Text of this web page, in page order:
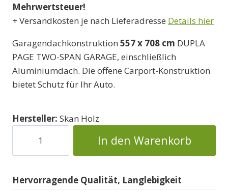
Mehrwertsteuer!
+ Versandkosten je nach Lieferadresse Details hier
Garagendachkonstruktion 557 x 708 cm DUPLA
PAGE TWO-SPAN GARAGE, einschließlich
Aluminiumdach. Die offene Carport-Konstruktion
bietet Schutz für Ihr Auto.
Hersteller: Skan Holz
Garage
mit
Stellplätzen
In den Warenkorb
Hervorragende Qualität, Langlebigkeit